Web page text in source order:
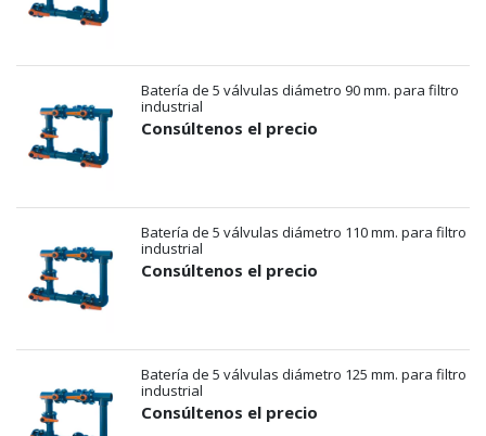
Batería de 5 válvulas diámetro 90 mm. para filtro
industrial
Consúltenos el precio
Batería de 5 válvulas diámetro 110 mm. para filtro
industrial
Consúltenos el precio
Batería de 5 válvulas diámetro 125 mm. para filtro
industrial
Consúltenos el precio